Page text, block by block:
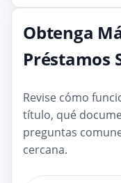
Obtenga
Préstamos
Revise cómo
título, qué
preguntas
cercana.